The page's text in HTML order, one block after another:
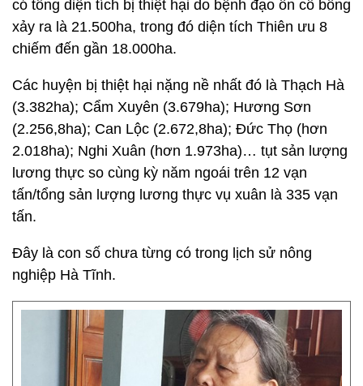
có tổng diện tích bị thiệt hại do bệnh đạo ôn cổ bông
xảy ra là 21.500ha, trong đó diện tích Thiên ưu 8
chiếm đến gần 18.000ha.
Các huyện bị thiệt hại nặng nề nhất đó là Thạch Hà
(3.382ha); Cẩm Xuyên (3.679ha); Hương Sơn
(2.256,8ha); Can Lộc (2.672,8ha); Đức Thọ (hơn
2.018ha); Nghi Xuân (hơn 1.973ha)… tụt sản lượng
lương thực so cùng kỳ năm ngoái trên 12 vạn
tấn/tổng sản lượng lương thực vụ xuân là 335 vạn
tấn.
Đây là con số chưa từng có trong lịch sử nông
nghiệp Hà Tĩnh.